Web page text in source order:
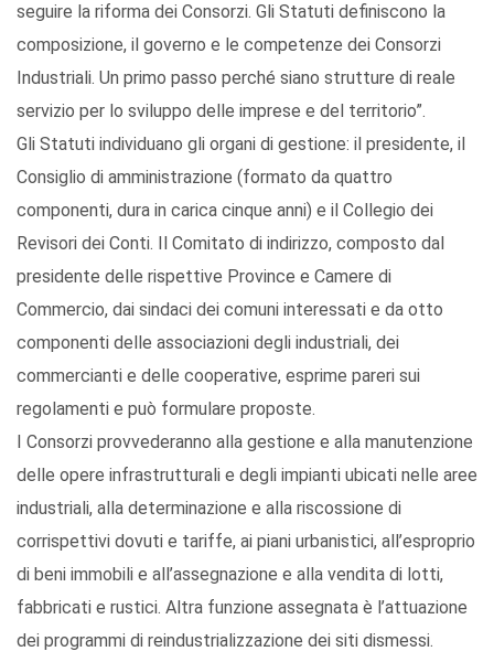
seguire la riforma dei Consorzi. Gli Statuti definiscono la
composizione, il governo e le competenze dei Consorzi
Industriali. Un primo passo perché siano strutture di reale
servizio per lo sviluppo delle imprese e del territorio”.
Gli Statuti individuano gli organi di gestione: il presidente, il
Consiglio di amministrazione (formato da quattro
componenti, dura in carica cinque anni) e il Collegio dei
Revisori dei Conti. Il Comitato di indirizzo, composto dal
presidente delle rispettive Province e Camere di
Commercio, dai sindaci dei comuni interessati e da otto
componenti delle associazioni degli industriali, dei
commercianti e delle cooperative, esprime pareri sui
regolamenti e può formulare proposte.
I Consorzi provvederanno alla gestione e alla manutenzione
delle opere infrastrutturali e degli impianti ubicati nelle aree
industriali, alla determinazione e alla riscossione di
corrispettivi dovuti e tariffe, ai piani urbanistici, all’esproprio
di beni immobili e all’assegnazione e alla vendita di lotti,
fabbricati e rustici. Altra funzione assegnata è l’attuazione
dei programmi di reindustrializzazione dei siti dismessi.